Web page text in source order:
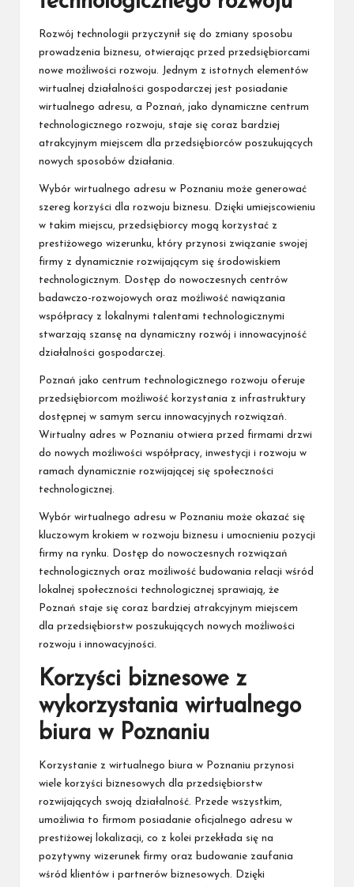
Rozwój technologii przyczynił się do zmiany sposobu
prowadzenia biznesu, otwierając przed przedsiębiorcami
nowe możliwości rozwoju. Jednym z istotnych elementów
wirtualnej działalności gospodarczej jest posiadanie
wirtualnego adresu, a Poznań, jako dynamiczne centrum
technologicznego rozwoju, staje się coraz bardziej
atrakcyjnym miejscem dla przedsiębiorców poszukujących
nowych sposobów działania.
Wybór wirtualnego adresu w Poznaniu może generować
szereg korzyści dla rozwoju biznesu. Dzięki umiejscowieniu
w takim miejscu, przedsiębiorcy mogą korzystać z
prestiżowego wizerunku, który przynosi związanie swojej
firmy z dynamicznie rozwijającym się środowiskiem
technologicznym. Dostęp do nowoczesnych centrów
badawczo-rozwojowych oraz możliwość nawiązania
współpracy z lokalnymi talentami technologicznymi
stwarzają szansę na dynamiczny rozwój i innowacyjność
działalności gospodarczej.
Poznań jako centrum technologicznego rozwoju oferuje
przedsiębiorcom możliwość korzystania z infrastruktury
dostępnej w samym sercu innowacyjnych rozwiązań.
Wirtualny adres w Poznaniu otwiera przed firmami drzwi
do nowych możliwości współpracy, inwestycji i rozwoju w
ramach dynamicznie rozwijającej się społeczności
technologicznej.
Wybór wirtualnego adresu w Poznaniu może okazać się
kluczowym krokiem w rozwoju biznesu i umocnieniu pozycji
firmy na rynku. Dostęp do nowoczesnych rozwiązań
technologicznych oraz możliwość budowania relacji wśród
lokalnej społeczności technologicznej sprawiają, że
Poznań staje się coraz bardziej atrakcyjnym miejscem
dla przedsiębiorstw poszukujących nowych możliwości
rozwoju i innowacyjności.
Korzyści biznesowe z
wykorzystania wirtualnego
biura w Poznaniu
Korzystanie z wirtualnego biura w Poznaniu przynosi
wiele korzyści biznesowych dla przedsiębiorstw
rozwijających swoją działalność. Przede wszystkim,
umożliwia to firmom posiadanie oficjalnego adresu w
prestiżowej lokalizacji, co z kolei przekłada się na
pozytywny wizerunek firmy oraz budowanie zaufania
wśród klientów i partnerów biznesowych. Dzięki